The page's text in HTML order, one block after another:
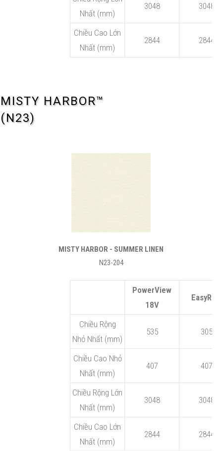
Nhất (mm)
3048 3048
Chiều Cao Lớn
Nhất (mm)
2844 2844
MISTY HARBOR™
(N23)
MISTY HARBOR - SUMMER LINEN
N23-204
PowerView
18V
EasyRise
Chiều Rộng
Nhỏ Nhất (mm)
535 305
Chiều Cao Nhỏ
Nhất (mm)
407 407
Chiều Rộng Lớn
Nhất (mm)
3048 3048
Chiều Cao Lớn
Nhất (mm)
2844 2844